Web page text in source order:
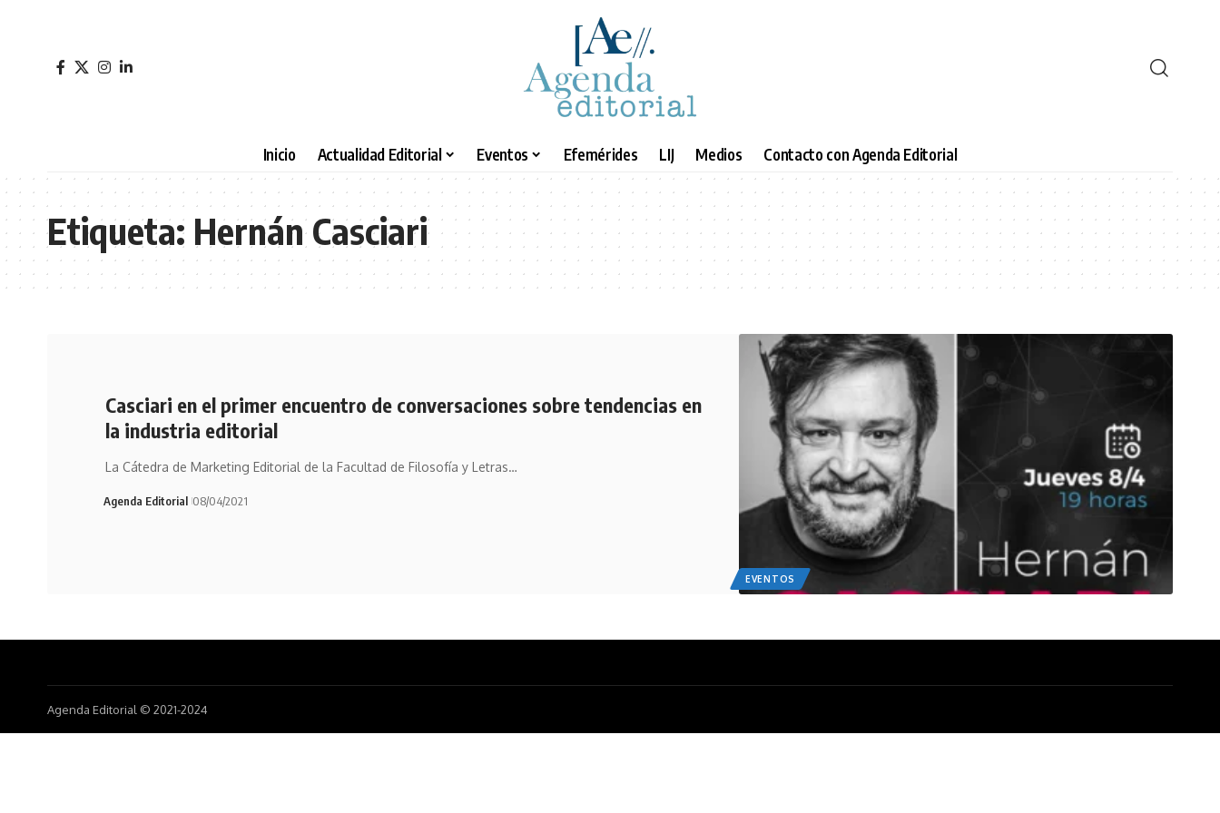
Inicio Actualidad Editorial Eventos Efemérides LIJ Medios Contacto con Agenda Editorial
Etiqueta: Hernán Casciari
EVENTOS
Casciari en el primer encuentro de conversaciones sobre tendencias en
la industria editorial
La Cátedra de Marketing Editorial de la Facultad de Filosofía y Letras…
Agenda Editorial 08/04/2021
Agenda Editorial © 2021-2024